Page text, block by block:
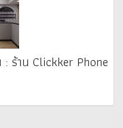
ร้าน Clickker Phone